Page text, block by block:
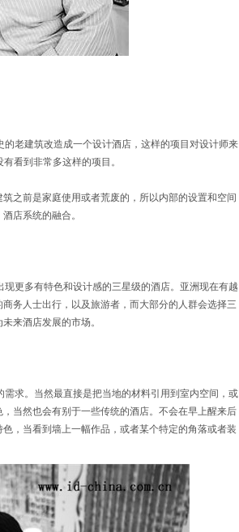
老建筑改造成一个设计酒店，这样的项目对设计师来
看到非常多这样的项目。
之前是家庭使用或者荒废的，所以内部的设置和空间
店系统的融合。
更多有特色和设计感的三星级的酒店。亚洲现在有越
务人士出行，以及旅游者，而大部分的人群会选择三
来酒店发展的市场。
求。当然最直接是把当地的材料引用到室内空间，或
当然也会有别于一些传统的酒店。不会在早上醒来后
，当看到墙上一幅作品，或者某个特定的角落或者装